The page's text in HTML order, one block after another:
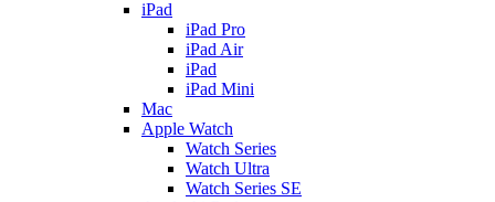
iPad
iPad Pro
iPad Air
iPad
iPad Mini
Mac
Apple Watch
Watch Series
Watch Ultra
Watch Series SE